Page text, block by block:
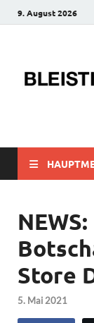
9. August 2026
Store
5. Mai 2021